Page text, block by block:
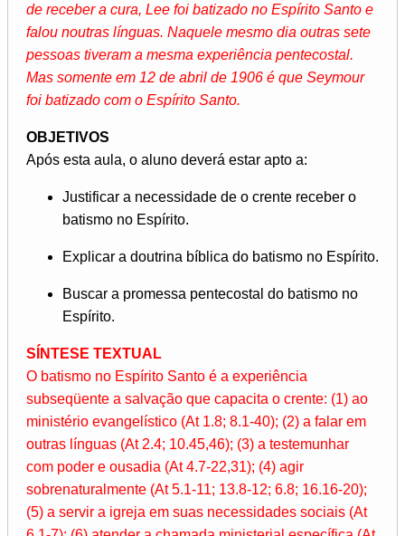
de receber a cura, Lee foi batizado no Espírito Santo e
falou noutras línguas. Naquele mesmo dia outras sete
pessoas tiveram a mesma experiência pentecostal.
Mas somente em 12 de abril de 1906 é que Seymour
foi batizado com o Espírito Santo.
OBJETIVOS
Após esta aula, o aluno deverá estar apto a:
Justificar a necessidade de o crente receber o
batismo no Espírito.
Explicar a doutrina bíblica do batismo no Espírito.
Buscar a promessa pentecostal do batismo no
Espírito.
SÍNTESE TEXTUAL
O batismo no Espírito Santo é a experiência
subseqüente a salvação que capacita o crente: (1) ao
ministério evangelístico (At 1.8; 8.1-40); (2) a falar em
outras línguas (At 2.4; 10.45,46); (3) a testemunhar
com poder e ousadia (At 4.7-22,31); (4) agir
sobrenaturalmente (At 5.1-11; 13.8-12; 6.8; 16.16-20);
(5) a servir a igreja em suas necessidades sociais (At